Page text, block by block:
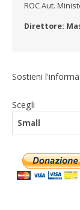
ROC Aut.
Direttore:
Sostieni
Scegli